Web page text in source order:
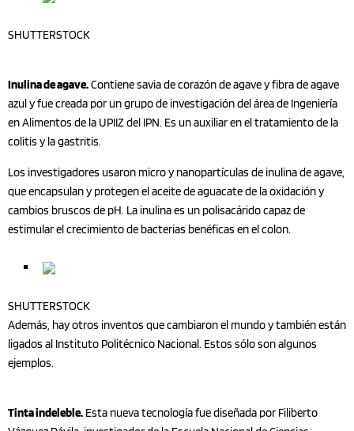
SHUTTERSTOCK
Inulina de agave.Contiene savia de corazón de agave y fibra de agave
azul y fue creada por un grupo de investigación del área de Ingeniería
en Alimentos de la UPIIZ del IPN. Es un auxiliar en el tratamiento de la
colitis y la gastritis.
Los investigadores usaron micro y nanopartículas de inulina de agave,
que encapsulan y protegen el aceite de aguacate de la oxidación y
cambios bruscos de pH. La inulina es un polisacárido capaz de
estimular el crecimiento de bacterias benéficas en el colon.
SHUTTERSTOCK
Además, hay otros inventos que cambiaron el mundo y también están
ligados al Instituto Politécnico Nacional. Estos sólo son algunos
ejemplos.
Tinta indeleble. Esta nueva tecnología fue diseñada por Filiberto